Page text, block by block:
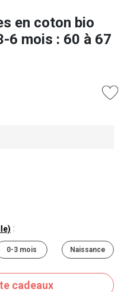
en coton bio
6 mois : 60 à 67
:
0-3 mois Naissance
cadeaux